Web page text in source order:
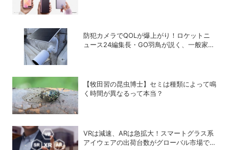
防犯カメラでQOLが爆上がり！ロケットニ
ュース24編集長・GO羽鳥が説く、一般家庭
【牧田習の昆虫博士】セミは種類によって鳴
く時間が異なるって本当？
VRは減速、ARは急拡大！スマートグラス系
アイウェアの出荷台数がグローバル市場で急